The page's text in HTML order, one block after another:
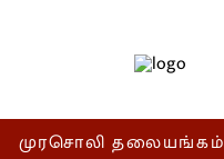
முரசொலி தலையங்கம்